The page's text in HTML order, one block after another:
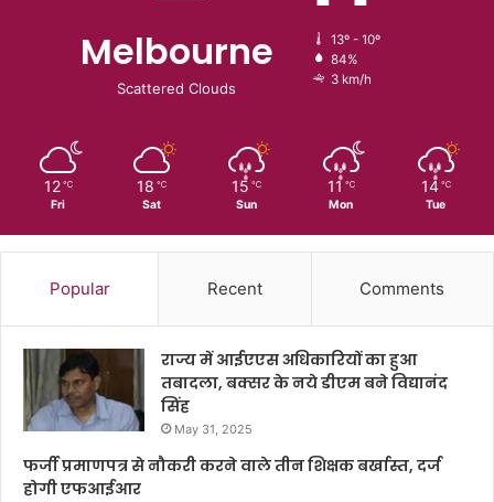
Melbourne
Scattered Clouds
13º - 10º
84%
3 km/h
12 ℃
Fri
18 ℃
Sat
15 ℃
Sun
11 ℃
Mon
14 ℃
Tue
Popular Recent Comments
राज्य में आईएएस अधिकारियों का हुआ
तबादला, बक्सर के नये डीएम बने विद्यानंद
सिंह
May 31, 2025
फर्जी प्रमाणपत्र से नौकरी करने वाले तीन शिक्षक बर्खास्त, दर्ज
होगी एफआईआर